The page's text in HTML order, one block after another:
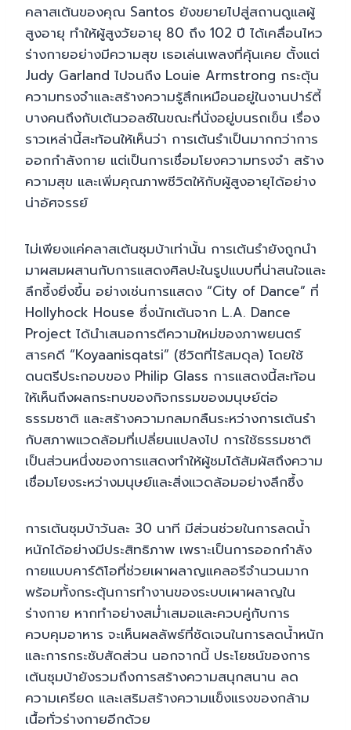
คลาสเต้นของคุณ Santos ยังขยายไปสู่สถานดูแลผู้
สูงอายุ ทำให้ผู้สูงวัยอายุ 80 ถึง 102 ปี ได้เคลื่อนไหว
ร่างกายอย่างมีความสุข เธอเล่นเพลงที่คุ้นเคย ตั้งแต่
Judy Garland ไปจนถึง Louie Armstrong กระตุ้น
ความทรงจำและสร้างความรู้สึกเหมือนอยู่ในงานปาร์ตี้
บางคนถึงกับเต้นวอลซ์ในขณะที่นั่งอยู่บนรถเข็น เรื่อง
ราวเหล่านี้สะท้อนให้เห็นว่า การเต้นรำเป็นมากกว่าการ
ออกกำลังกาย แต่เป็นการเชื่อมโยงความทรงจำ สร้าง
ความสุข และเพิ่มคุณภาพชีวิตให้กับผู้สูงอายุได้อย่าง
น่าอัศจรรย์
ไม่เพียงแค่คลาสเต้นซุมบ้าเท่านั้น การเต้นรำยังถูกนำ
มาผสมผสานกับการแสดงศิลปะในรูปแบบที่น่าสนใจและ
ลึกซึ้งยิ่งขึ้น อย่างเช่นการแสดง “City of Dance” ที่
Hollyhock House ซึ่งนักเต้นจาก L.A. Dance
Project ได้นำเสนอการตีความใหม่ของภาพยนตร์
สารคดี “Koyaanisqatsi” (ชีวิตที่ไร้สมดุล) โดยใช้
ดนตรีประกอบของ Philip Glass การแสดงนี้สะท้อน
ให้เห็นถึงผลกระทบของกิจกรรมของมนุษย์ต่อ
ธรรมชาติ และสร้างความกลมกลืนระหว่างการเต้นรำ
กับสภาพแวดล้อมที่เปลี่ยนแปลงไป การใช้ธรรมชาติ
เป็นส่วนหนึ่งของการแสดงทำให้ผู้ชมได้สัมผัสถึงความ
เชื่อมโยงระหว่างมนุษย์และสิ่งแวดล้อมอย่างลึกซึ้ง
การเต้นซุมบ้าวันละ 30 นาที มีส่วนช่วยในการลดน้ำ
หนักได้อย่างมีประสิทธิภาพ เพราะเป็นการออกกำลัง
กายแบบคาร์ดิโอที่ช่วยเผาผลาญแคลอรีจำนวนมาก
พร้อมทั้งกระตุ้นการทำงานของระบบเผาผลาญใน
ร่างกาย หากทำอย่างสม่ำเสมอและควบคู่กับการ
ควบคุมอาหาร จะเห็นผลลัพธ์ที่ชัดเจนในการลดน้ำหนัก
และการกระชับสัดส่วน นอกจากนี้ ประโยชน์ของการ
เต้นซุมบ้ายังรวมถึงการสร้างความสนุกสนาน ลด
ความเครียด และเสริมสร้างความแข็งแรงของกล้าม
เนื้อทั่วร่างกายอีกด้วย